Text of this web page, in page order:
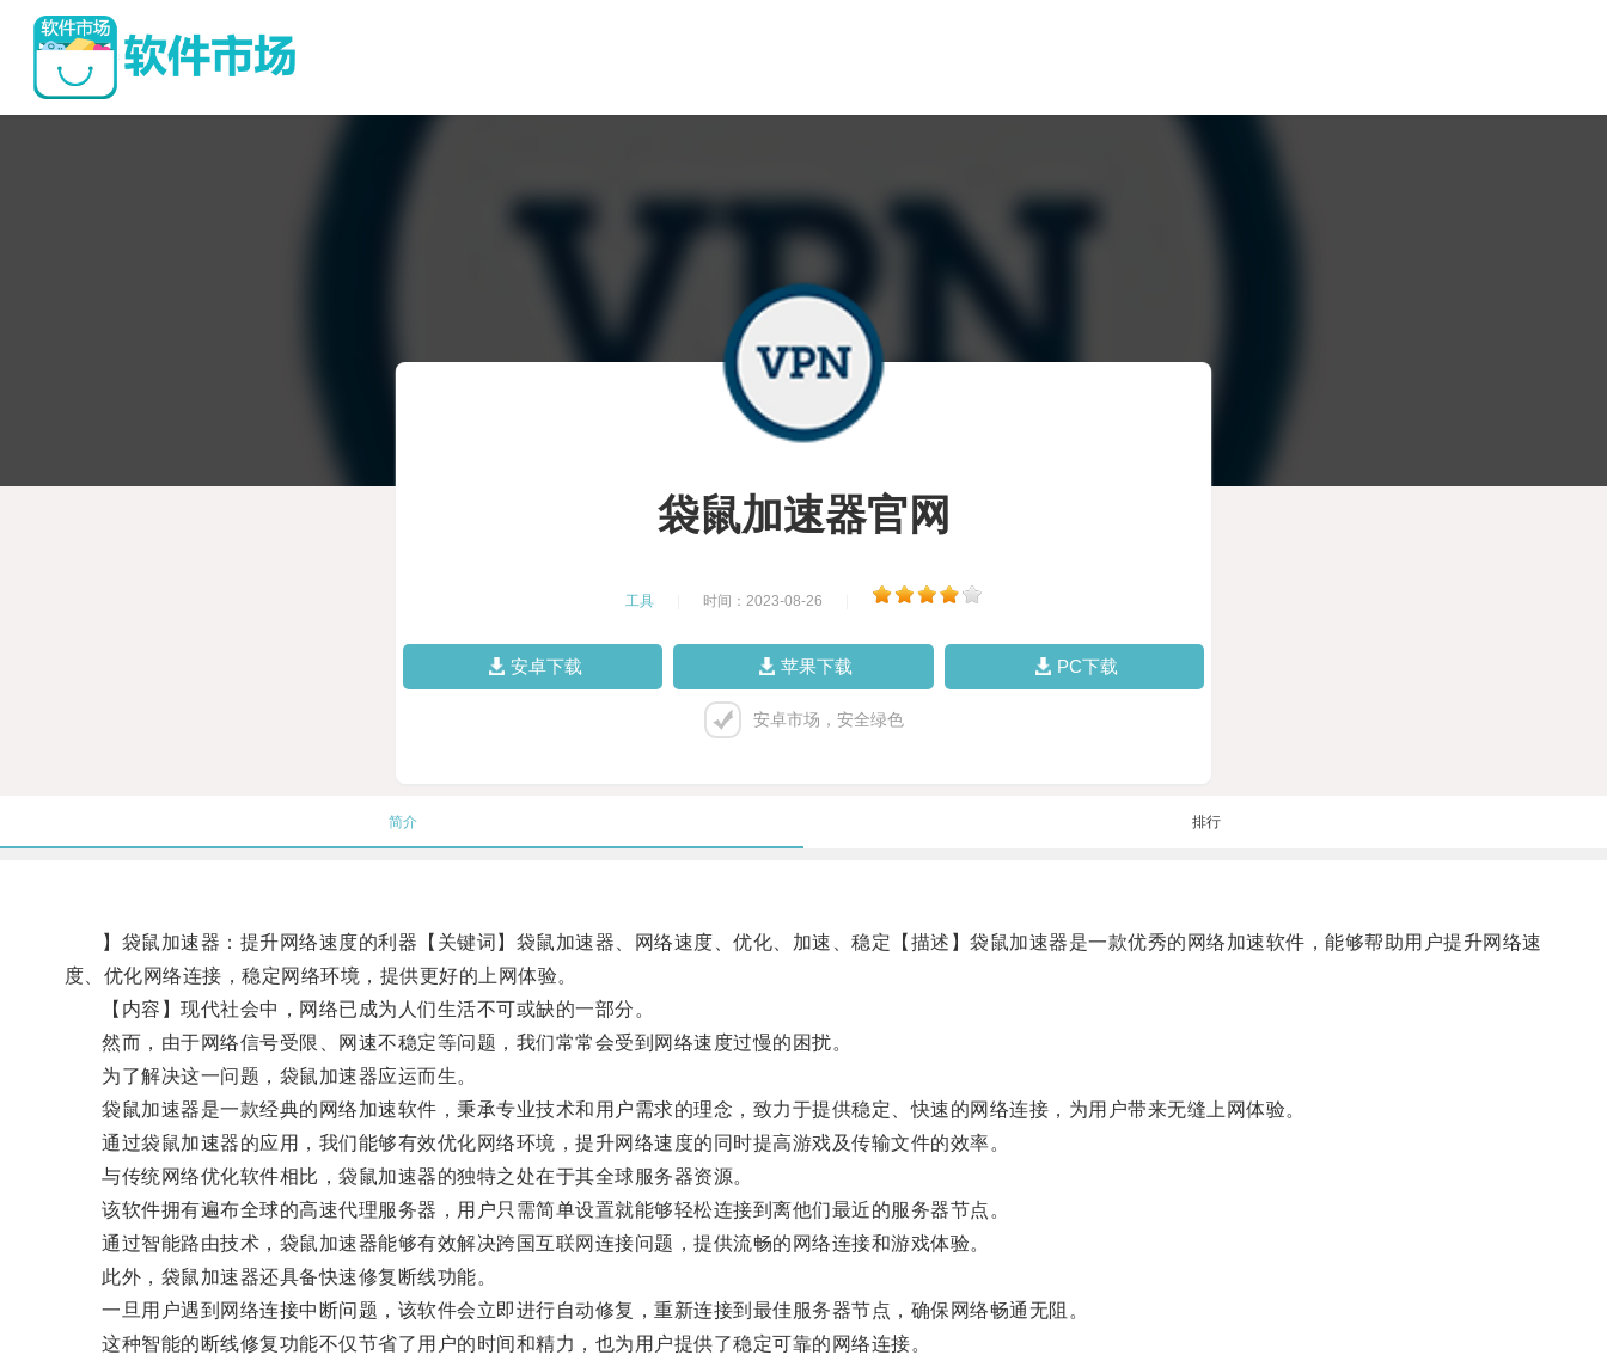
袋鼠加速器官网
工具 时间：2023-08-26
安卓下载 苹果下载 PC下载
安卓市场，安全绿色
简介 排行
】袋鼠加速器：提升网络速度的利器【关键词】袋鼠加速器、网络速度、优化、加速、稳定【描述】袋鼠加速器是一款优秀的网络加速软件，能够帮助用户提升网络速
度、优化网络连接，稳定网络环境，提供更好的上网体验。
【内容】现代社会中，网络已成为人们生活不可或缺的一部分。
然而，由于网络信号受限、网速不稳定等问题，我们常常会受到网络速度过慢的困扰。
为了解决这一问题，袋鼠加速器应运而生。
袋鼠加速器是一款经典的网络加速软件，秉承专业技术和用户需求的理念，致力于提供稳定、快速的网络连接，为用户带来无缝上网体验。
通过袋鼠加速器的应用，我们能够有效优化网络环境，提升网络速度的同时提高游戏及传输文件的效率。
与传统网络优化软件相比，袋鼠加速器的独特之处在于其全球服务器资源。
该软件拥有遍布全球的高速代理服务器，用户只需简单设置就能够轻松连接到离他们最近的服务器节点。
通过智能路由技术，袋鼠加速器能够有效解决跨国互联网连接问题，提供流畅的网络连接和游戏体验。
此外，袋鼠加速器还具备快速修复断线功能。
一旦用户遇到网络连接中断问题，该软件会立即进行自动修复，重新连接到最佳服务器节点，确保网络畅通无阻。
这种智能的断线修复功能不仅节省了用户的时间和精力，也为用户提供了稳定可靠的网络连接。